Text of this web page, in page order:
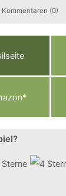
Kommentaren (0)
azon*